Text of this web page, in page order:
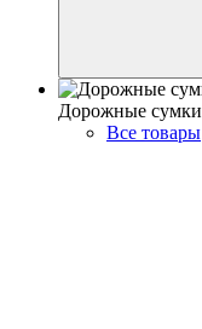
Дорожные сумки
Все товары